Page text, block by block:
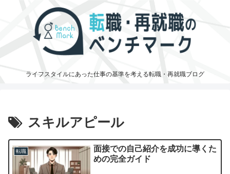
ライフスタイルにあった仕事の基準を考える転職・再就職ブログ
スキルアピール
転職
面接での自己紹介を成功に導くた
めの完全ガイド